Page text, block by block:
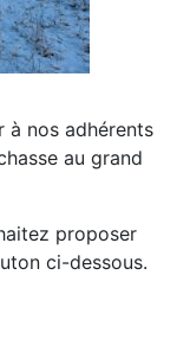
à nos adhérents
au grand
proposer
ci-dessous.